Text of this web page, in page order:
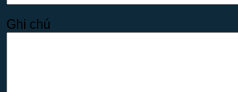
Ghi chú